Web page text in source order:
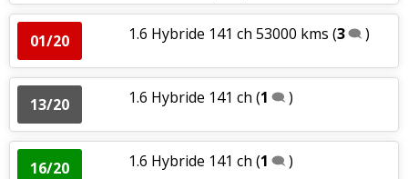
01/20 1.6 Hybride 141 ch 53000 kms (3 )
13/20 1.6 Hybride 141 ch (1 )
16/20 1.6 Hybride 141 ch (1 )